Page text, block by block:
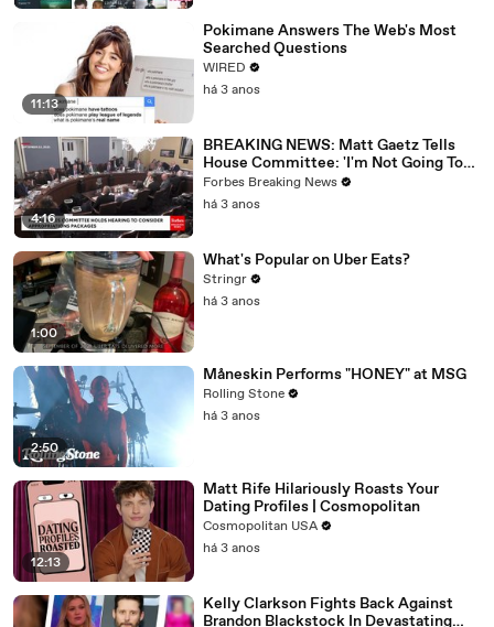
11:13
Pokimane Answers The Web's Most
Searched Questions
WIRED
há 3 anos
4:16
BREAKING NEWS: Matt Gaetz Tells
House Committee: 'I'm Not Going To
Vote For A Continuing Resolution'
Forbes Breaking News
há 3 anos
1:00
What's Popular on Uber Eats?
Stringr
há 3 anos
2:50
Måneskin Performs "HONEY" at MSG
Rolling Stone
há 3 anos
12:13
Matt Rife Hilariously Roasts Your
Dating Profiles | Cosmopolitan
Cosmopolitan USA
há 3 anos
Kelly Clarkson Fights Back Against
Brandon Blackstock In Devastating